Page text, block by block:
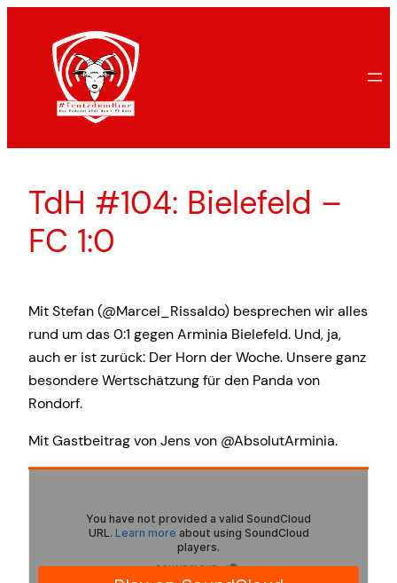
springen
TdH #104: Bielefeld –
FC 1:0
Mit Stefan (@Marcel_Rissaldo) besprechen wir alles
rund um das 0:1 gegen Arminia Bielefeld. Und, ja,
auch er ist zurück: Der Horn der Woche. Unsere ganz
besondere Wertschätzung für den Panda von
Rondorf.
Mit Gastbeitrag von Jens von @AbsolutArminia.